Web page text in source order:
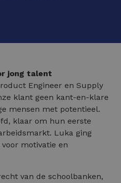
jong talent
Engineer en Supply
klant geen kant-en-klare
mensen met potentieel.
klaar om hun eerste
Luka ging
motivatie en
van de schoolbanken,